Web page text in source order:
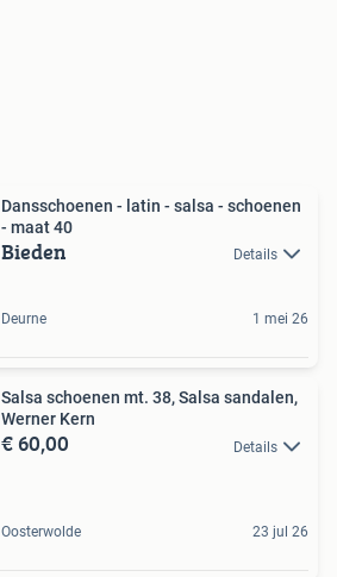
Dansschoenen - latin - salsa - schoenen
- maat 40
Bieden Details
Deurne 1 mei 26
Salsa schoenen mt. 38, Salsa sandalen,
Werner Kern
€ 60,00 Details
Oosterwolde 23 jul 26